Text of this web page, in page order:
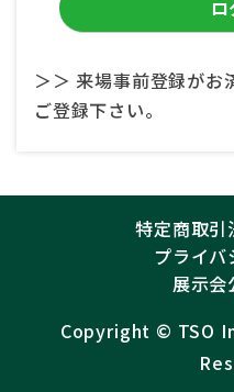
＞＞ 来場事前登録がお
ご登録下さい。
特定商取引
プライ
展示会
Copyright ©︎ TSO